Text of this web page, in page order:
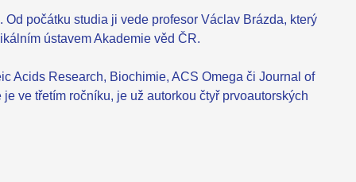
počátku studia ji vede profesor Václav Brázda, který
ústavem Akademie věd ČR.
Acids Research, Biochimie, ACS Omega či Journal of
ve třetím ročníku, je už autorkou čtyř prvoautorských